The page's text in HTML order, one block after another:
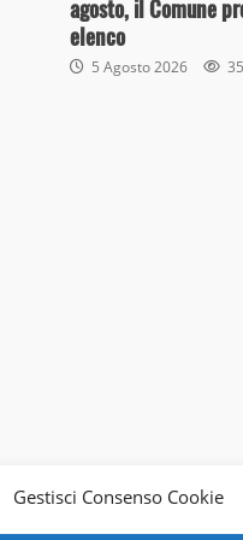
Gestisci Consenso Cookie
agosto, il Comune
elenco
5 Agosto 2026 35